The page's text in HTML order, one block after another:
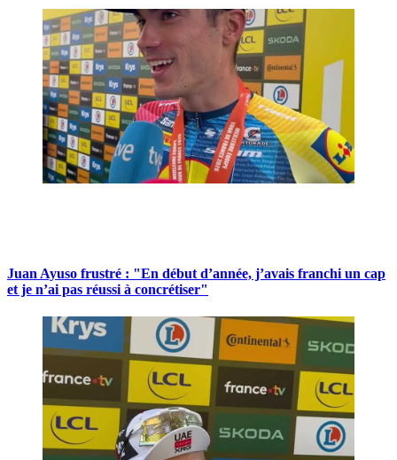
Juan Ayuso frustré : "En début d’année, j’avais franchi un cap
et je n’ai pas réussi à concrétiser"